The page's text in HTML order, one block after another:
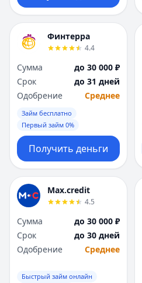
Финтерра
4.4
Сумма
до 30 000 ₽
Срок
до 31 дней
Одобрение
Среднее
Займ бесплатно
Первый займ 0%
Получить деньги
Max.credit
4.5
Сумма
до 30 000 ₽
Срок
до 30 дней
Одобрение
Среднее
Быстрый займ онлайн